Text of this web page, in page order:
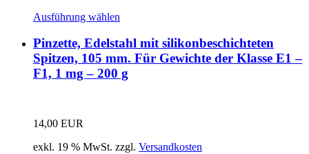
Ausführung wählen
Pinzette, Edelstahl mit silikonbeschichteten
Spitzen, 105 mm. Für Gewichte der Klasse E1 –
F1, 1 mg – 200 g
14,00 EUR
exkl. 19 % MwSt. zzgl. Versandkosten